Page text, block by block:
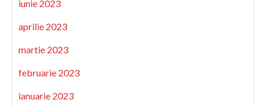
iunie 2023
aprilie 2023
martie 2023
februarie 2023
ianuarie 2023